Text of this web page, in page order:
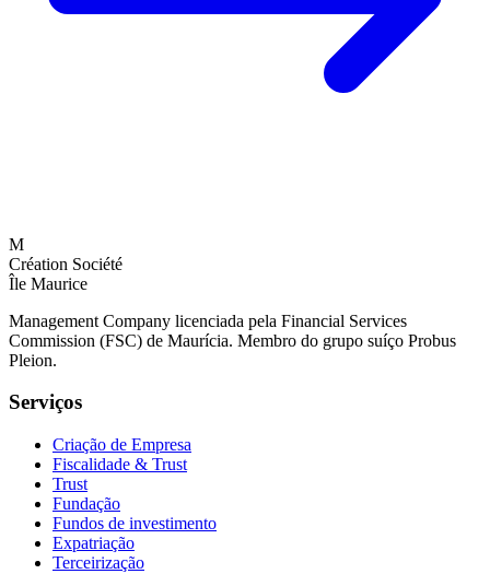
M
Création Société
Île Maurice
Management Company licenciada pela Financial Services
Commission (FSC) de Maurícia. Membro do grupo suíço Probus
Pleion.
Serviços
Criação de Empresa
Fiscalidade & Trust
Trust
Fundação
Fundos de investimento
Expatriação
Terceirização